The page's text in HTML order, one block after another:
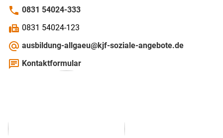
phone 0831 54024-333
fax 0831 54024-123
alternate_email ausbildung-allgaeu@kjf-soziale-angebote.de
chat Kontaktformular